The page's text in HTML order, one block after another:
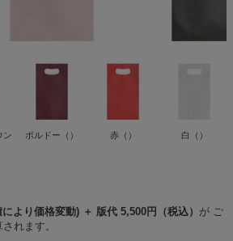
ン
ボルドー（） 赤（） 白（）
より価格変動) ＋ 版代 5,500円（税込） が ご
れます。